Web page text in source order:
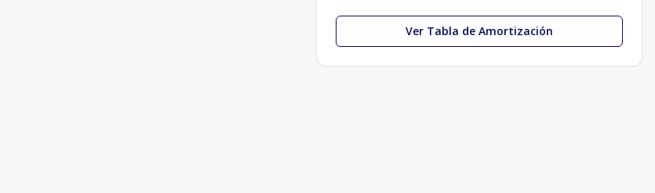
Ver Tabla de Amortización